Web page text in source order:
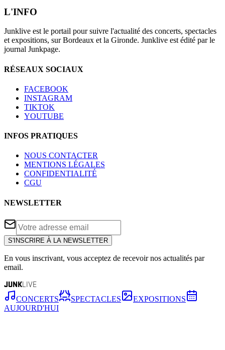
L'INFO
Junklive est le portail pour suivre l'actualité des concerts, spectacles
et expositions, sur Bordeaux et la Gironde. Junklive est édité par le
journal Junkpage.
RÉSEAUX SOCIAUX
FACEBOOK
INSTAGRAM
TIKTOK
YOUTUBE
INFOS PRATIQUES
NOUS CONTACTER
MENTIONS LÉGALES
CONFIDENTIALITÉ
CGU
NEWSLETTER
S'INSCRIRE À LA NEWSLETTER
En vous inscrivant, vous acceptez de recevoir nos actualités par
email.
JUNKLIVE
CONCERTS SPECTACLES
EXPOSITIONS
AUJOURD'HUI